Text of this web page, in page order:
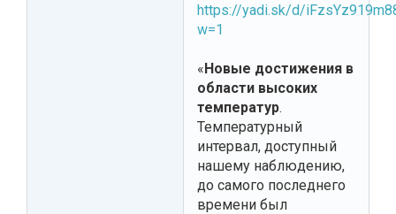
https://yadi.sk/d/
w=1
«Новые достижения в
области высоких
температур.
Температурный
интервал, доступный
нашему наблюдению,
до самого последнего
времени был